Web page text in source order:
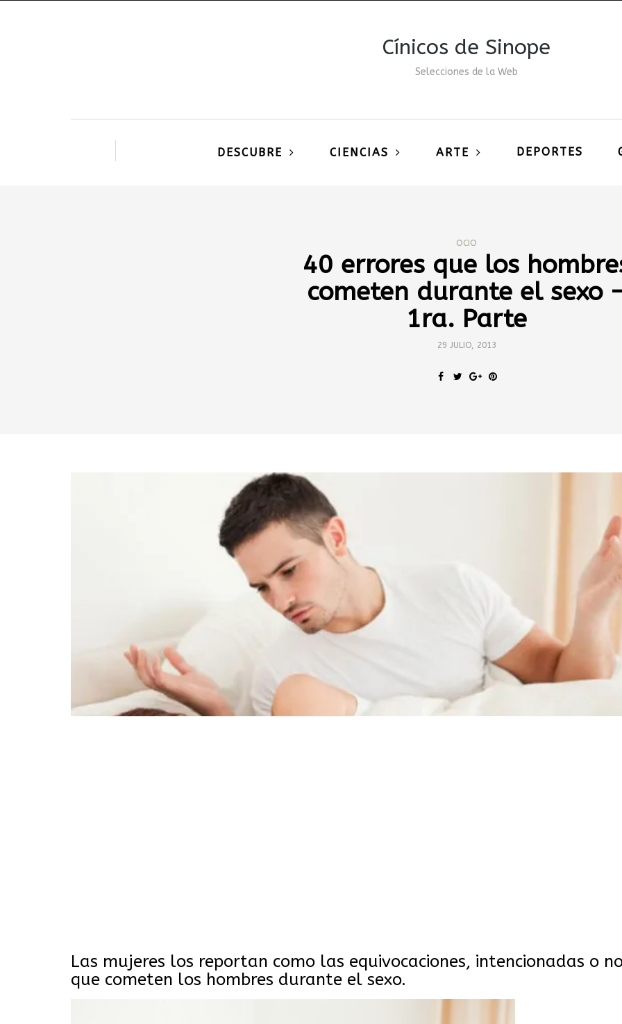
Cínicos de Sinope
Selecciones de la Web
DESCUBRE CIENCIAS ARTE DEPORTES
OCIO
40 errores que los
cometen durante el sexo
1ra. Parte
29 JULIO, 2013
Las mujeres los reportan como las equivocaciones, intencionadas o
que cometen los hombres durante el sexo.